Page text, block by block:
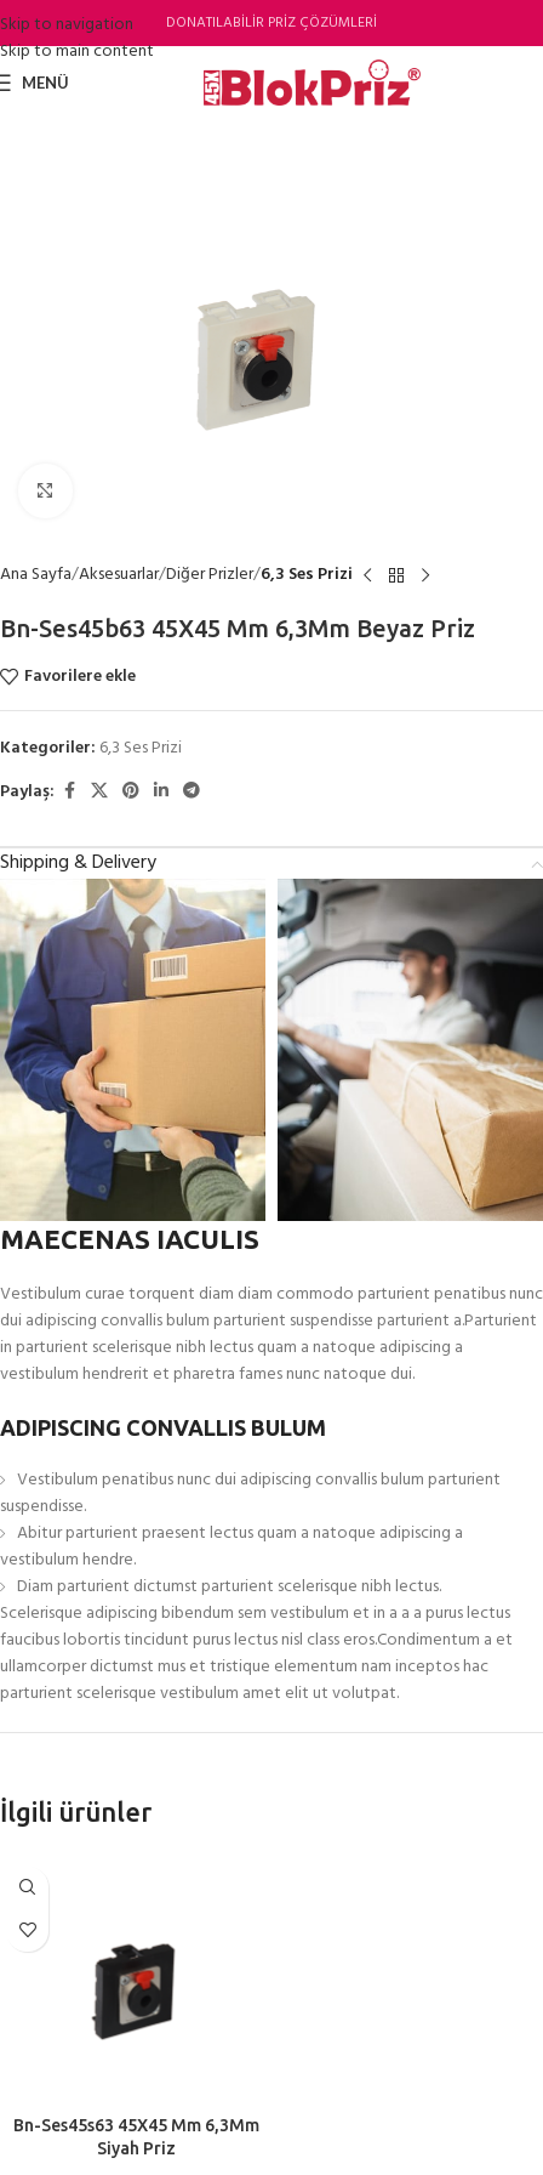
Skip to navigation
Skip to main content
DONATILABİLİR PRİZ ÇÖZÜMLERİ
MENÜ
Ana Sayfa Aksesuarlar Diğer Prizler 6,3 Ses Prizi
Bn-Ses45b63 45X45 Mm 6,3Mm Beyaz Priz
Favorilere ekle
Kategoriler: 6,3 Ses Prizi
Paylaş:
Shipping & Delivery
MAECENAS IACULIS
Vestibulum curae torquent diam diam commodo parturient penatibus nunc
dui adipiscing convallis bulum parturient suspendisse parturient a.Parturient
in parturient scelerisque nibh lectus quam a natoque adipiscing a
vestibulum hendrerit et pharetra fames nunc natoque dui.
ADIPISCING CONVALLIS BULUM
Vestibulum penatibus nunc dui adipiscing convallis bulum parturient
suspendisse.
Abitur parturient praesent lectus quam a natoque adipiscing a
vestibulum hendre.
Diam parturient dictumst parturient scelerisque nibh lectus.
Scelerisque adipiscing bibendum sem vestibulum et in a a a purus lectus
faucibus lobortis tincidunt purus lectus nisl class eros.Condimentum a et
ullamcorper dictumst mus et tristique elementum nam inceptos hac
parturient scelerisque vestibulum amet elit ut volutpat.
İlgili ürünler
Bn-Ses45s63 45X45 Mm 6,3Mm
Siyah Priz